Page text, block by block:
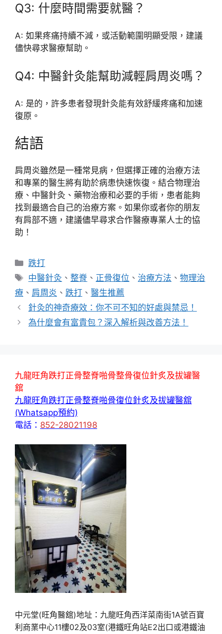
Q3: 什麼時間需要就醫？
A: 如果疼痛持續不減，或活動範圍明顯受限，建議
儘快尋求醫療幫助。
Q4: 中醫針灸能幫助減輕肩周炎嗎？
A: 是的，許多患者發現針灸能有效舒緩疼痛和加速
復原。
結語
肩周炎雖然是一種常見病，但選擇正確的治療方法
和專業的醫生將有助於病患快速恢復。結合物理治
療、中醫針灸、藥物治療和必要的手術，患者能夠
找到最適合自己的治療方案。如果你或者你的朋友
有肩部不適，建議儘早尋求合作醫療專業人士的協
助！
分
類
跌打
標
籤
中醫針灸 、整脊 、 正骨復位 、 治療方法 、物理治
療 、 肩周炎 、 跌打 、 醫生推薦
針灸的神奇療效：你不可不知的好處與禁忌！
為什麼會有富貴包？深入解析與改善方法！
九龍旺角跌打正骨整脊啪骨整骨復位針炙及拔罐醫
舘
九龍旺角跌打正骨整脊啪骨復位針炙及拔罐醫舘
(Whatsapp預約)
電話： 852-28021198
中元堂(旺角醫舘)地址：九龍旺角西洋菜南街1A號百寶
利商業中心11樓02及03室(港鐵旺角站E2出口或港鐵油